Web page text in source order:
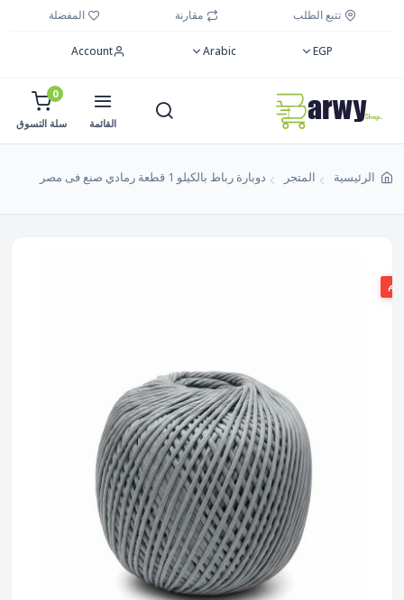
تتبع الطلب مقارنة المفضلة
EGP
Arabic
Account
القائمة
0
سلة التسوق
الرئيسية المتجر دوبارة رباط بالكيلو 1 قطعة رمادي صنع فى مصر